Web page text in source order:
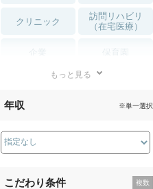
クリニック
訪問リハビリ
（在宅医療）
薬局・
もっと見る
年収 ※単一選択
こだわり条件